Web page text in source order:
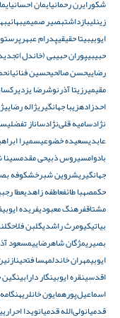
شکورایرن رحمانیایمان احسانی
زینلیبازداشتبصیر صمیمیبهائی
ایوبیبیتا حقیقیپدرام عبهر
حبیبیپوران حبیبی (خاندل)
رضاییحسن صالحیحسین فنائیان
مقیمیرزیتا آذرنوشرضا یزدی
احدزادهزیبا جهانگیریژاله رضایی
نژادسامیه قلی‌نژادساناز تفضلی
عابدیسعیده خضوعیسمیرا
بادوامسیروس ذبیحی مقدمسینا
جهانگیریشروین شبرخشکوفه
حکمصهبا طائفعاطفه زاهدیعطا
مشتاقفرهنگ معبودیفریده ایوبی
بیاتیکیومرث راشدیگلبن فلاح
بصیریمژگان شاهرضاییمسعود
ایوبیمهران خاندلمهسا فتحی
اقدسینقره ایوبینگار دارابینگین
اسماعیل‌پورهمایون خانلری
قدمیانولی‌الله قدمیانویدا احراری